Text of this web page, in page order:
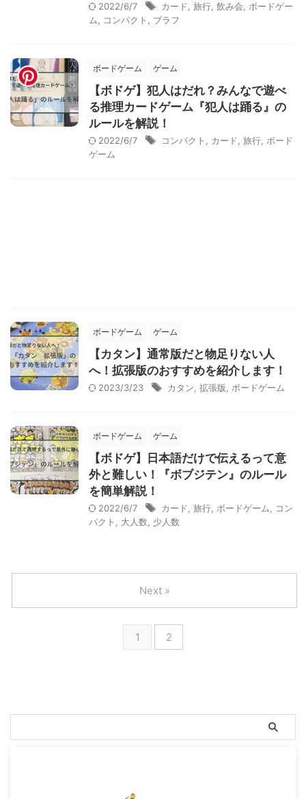
2022/6/7 カード 旅行 飲み会
ボードゲー
ム
コンパクト ブラフ
ボードゲーム ゲーム
【ボドゲ】犯人はだれ？みんなで遊べ
る推理カードゲーム『犯人は踊る』の
ルールを解説！
2022/6/7 コンパクト カード 旅行 ボード
ゲーム
ボードゲーム ゲーム
【カタン】通常版だと物足りない人
へ！拡張版のおすすめを紹介します！
2023/3/23 カタン 拡張版 ボードゲーム
ボードゲーム ゲーム
【ボドゲ】日本語だけで伝えるって意
外と難しい！『ボブジテン』のルール
を簡単解説！
2022/6/7 カード 旅行 ボードゲーム
コン
パクト
大人数 少人数
1 2
Next »